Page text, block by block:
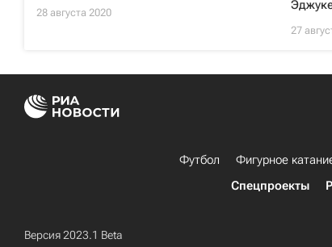
28 августа 2020
27
Футбол Фигурное
Спецпроекты
Версия 2023.1 Beta